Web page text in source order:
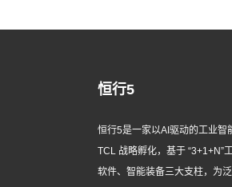
恒行5
恒行5是一家以AI驱动的工业智
TCL 战略孵化，基于 “3+1+N”
软件、智能装备三大支柱，为